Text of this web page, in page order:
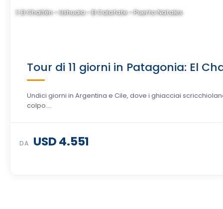
El Chaltén - Ushuaia - El Calafate - Puerto Natales
Tour di 11 giorni in Patagonia: El
Undici giorni in Argentina e Cile, dove i ghiacciai
colpo….
DA USD 4.551